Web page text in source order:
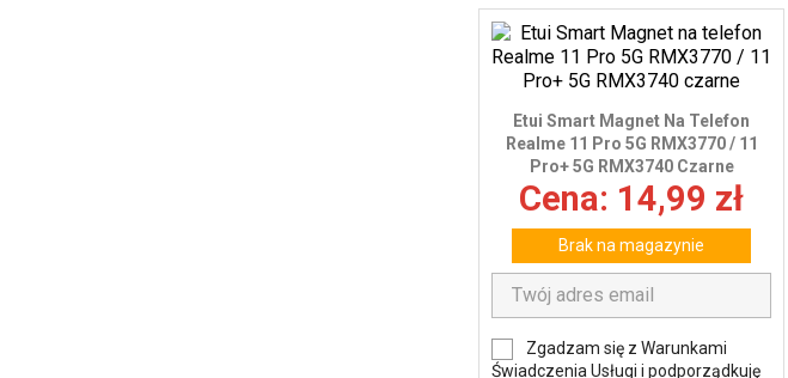
Etui Smart Magnet Na Telefon
Realme 11 Pro 5G RMX3770 / 11
Pro+ 5G RMX3740 Czarne
Cena: 14,99 zł
Brak na magazynie
Zgadzam się z Warunkami
Świadczenia Usługi i podporządkuję